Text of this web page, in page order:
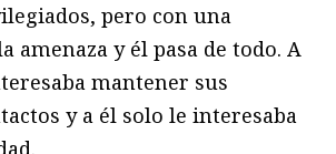
pero con una
amenaza y él pasa de todo. A
mantener sus
y a él solo le interesaba